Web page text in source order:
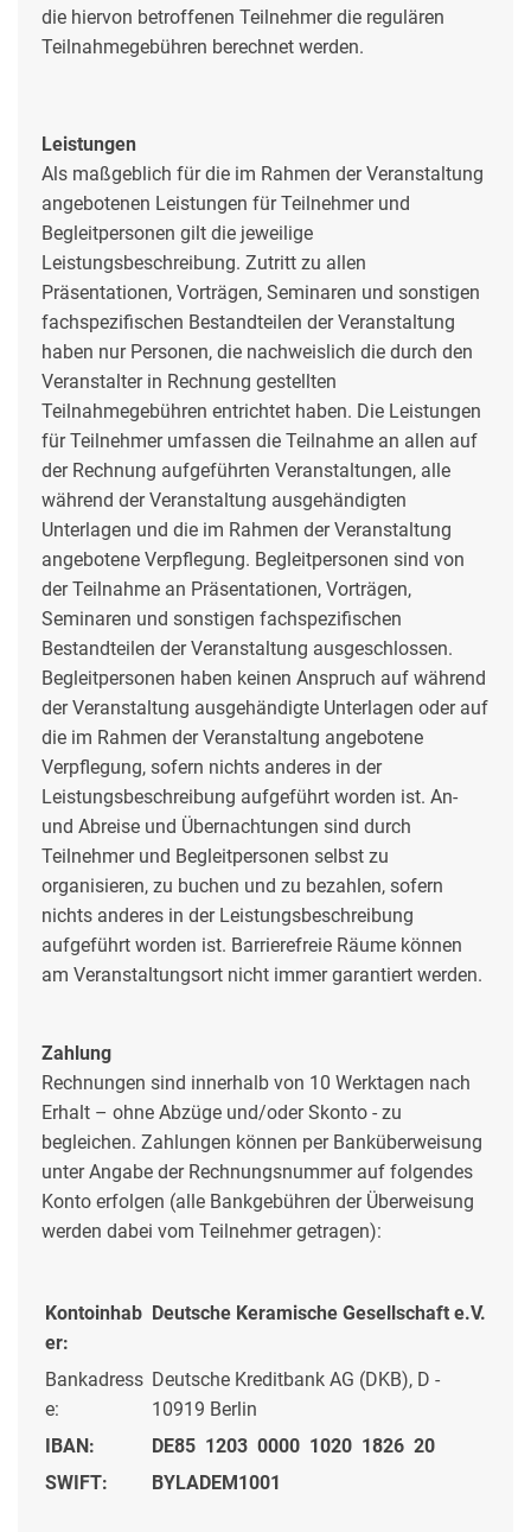
die hiervon betroffenen Teilnehmer die regulären
Teilnahmegebühren berechnet werden.
Leistungen
Als maßgeblich für die im Rahmen der Veranstaltung
angebotenen Leistungen für Teilnehmer und
Begleitpersonen gilt die jeweilige
Leistungsbeschreibung. Zutritt zu allen
Präsentationen, Vorträgen, Seminaren und sonstigen
fachspezifischen Bestandteilen der Veranstaltung
haben nur Personen, die nachweislich die durch den
Veranstalter in Rechnung gestellten
Teilnahmegebühren entrichtet haben. Die Leistungen
für Teilnehmer umfassen die Teilnahme an allen auf
der Rechnung aufgeführten Veranstaltungen, alle
während der Veranstaltung ausgehändigten
Unterlagen und die im Rahmen der Veranstaltung
angebotene Verpflegung. Begleitpersonen sind von
der Teilnahme an Präsentationen, Vorträgen,
Seminaren und sonstigen fachspezifischen
Bestandteilen der Veranstaltung ausgeschlossen.
Begleitpersonen haben keinen Anspruch auf während
der Veranstaltung ausgehändigte Unterlagen oder auf
die im Rahmen der Veranstaltung angebotene
Verpflegung, sofern nichts anderes in der
Leistungsbeschreibung aufgeführt worden ist. An-
und Abreise und Übernachtungen sind durch
Teilnehmer und Begleitpersonen selbst zu
organisieren, zu buchen und zu bezahlen, sofern
nichts anderes in der Leistungsbeschreibung
aufgeführt worden ist. Barrierefreie Räume können
am Veranstaltungsort nicht immer garantiert werden.
Zahlung
Rechnungen sind innerhalb von 10 Werktagen nach
Erhalt – ohne Abzüge und/oder Skonto - zu
begleichen. Zahlungen können per Banküberweisung
unter Angabe der Rechnungsnummer auf folgendes
Konto erfolgen (alle Bankgebühren der Überweisung
werden dabei vom Teilnehmer getragen):
Kontoinhab
er:
Deutsche Keramische Gesellschaft e.V.
Bankadress
e:
Deutsche Kreditbank AG (DKB), D -
10919 Berlin
IBAN:
DE85 1203 0000 1020 1826 20
SWIFT:
BYLADEM1001